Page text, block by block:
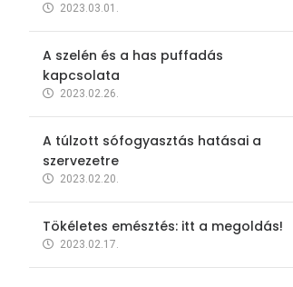
2023.03.01.
A szelén és a has puffadás
kapcsolata
2023.02.26.
A túlzott sófogyasztás hatásai a
szervezetre
2023.02.20.
Tökéletes emésztés: itt a megoldás!
2023.02.17.